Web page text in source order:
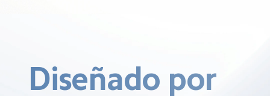
Diseñado por